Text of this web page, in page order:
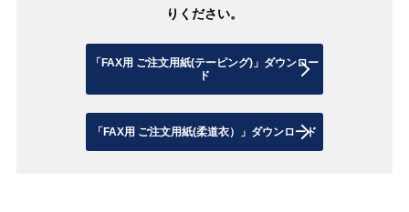
りください。
「FAX用 ご注文用紙(テーピング)」ダウンロー
ド
「FAX用 ご注文用紙(柔道衣）」ダウンロード